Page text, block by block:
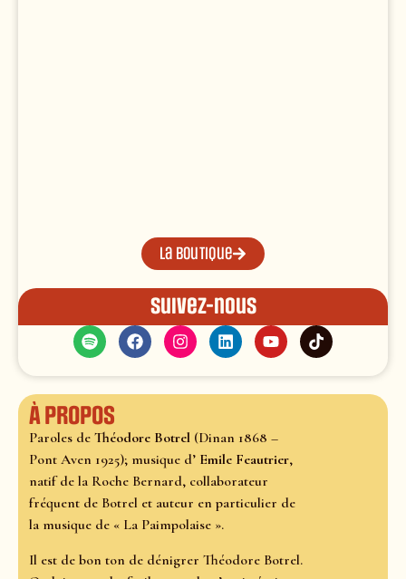
La boutique
Suivez-nous
À propos
Paroles de Théodore Botrel (Dinan 1868 –
Pont Aven 1925); musique d’ Emile Feautrier,
natif de la Roche Bernard, collaborateur
fréquent de Botrel et auteur en particulier de
la musique de « La Paimpolaise ».
Il est de bon ton de dénigrer Théodore Botrel.